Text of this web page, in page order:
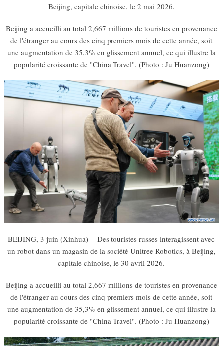
Beijing, capitale chinoise, le 2 mai 2026.
Beijing a accueilli au total 2,667 millions de touristes en provenance
de l'étranger au cours des cinq premiers mois de cette année, soit
une augmentation de 35,3% en glissement annuel, ce qui illustre la
popularité croissante de "China Travel". (Photo : Ju Huanzong)
BEIJING, 3 juin (Xinhua) -- Des touristes russes interagissent avec
un robot dans un magasin de la société Unitree Robotics, à Beijing,
capitale chinoise, le 30 avril 2026.
Beijing a accueilli au total 2,667 millions de touristes en provenance
de l'étranger au cours des cinq premiers mois de cette année, soit
une augmentation de 35,3% en glissement annuel, ce qui illustre la
popularité croissante de "China Travel". (Photo : Ju Huanzong)